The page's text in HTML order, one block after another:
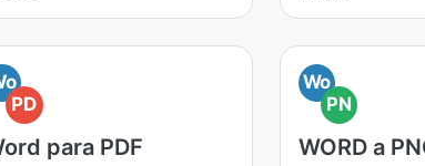
PD
para PDF
Wo
PN
WORD a